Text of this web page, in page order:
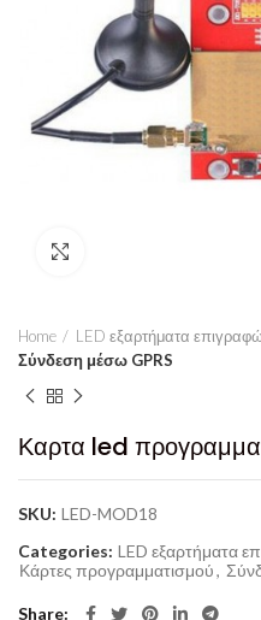
Home LED εξαρτήματα
Σύνδεση μέσω GPRS
Καρτα led
SKU: LED-MOD18
Categories: LED εξαρτήματα
Κάρτες προγραμματισμού,
Share